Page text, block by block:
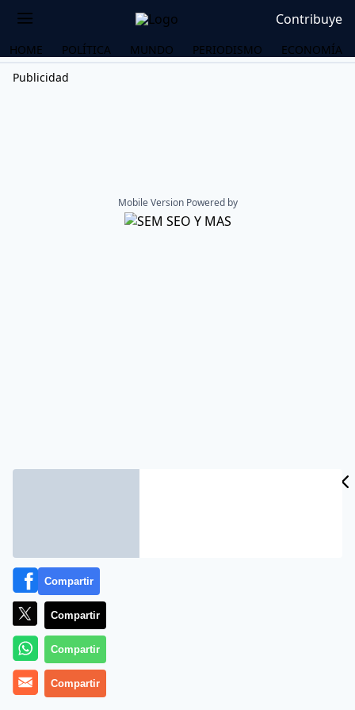
Contribuye
HOME POLÍTICA MUNDO PERIODISMO
ECONOMÍA
Publicidad
Mobile Version Powered by
Compartir
Compartir
Compartir
Compartir